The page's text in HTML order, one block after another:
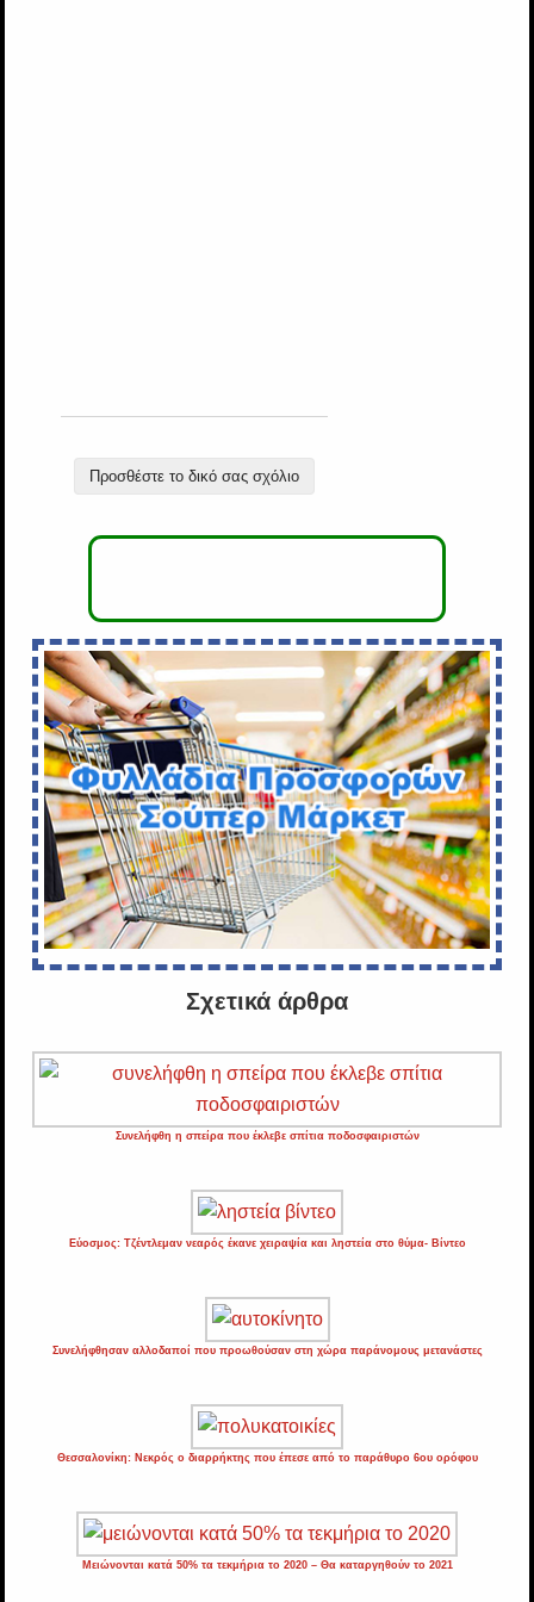
Προσθέστε το δικό σας σχόλιο
Σχετικά άρθρα
Συνελήφθη η σπείρα που έκλεβε σπίτια ποδοσφαιριστών
Εύοσμος: Τζέντλεμαν νεαρός έκανε χειραψία και ληστεία στο θύμα- Βίντεο
Συνελήφθησαν αλλοδαποί που προωθούσαν στη χώρα παράνομους μετανάστες
Θεσσαλονίκη: Nεκρός ο διαρρήκτης που έπεσε από το παράθυρο 6ου ορόφου
Μειώνονται κατά 50% τα τεκμήρια το 2020 – Θα καταργηθούν το 2021